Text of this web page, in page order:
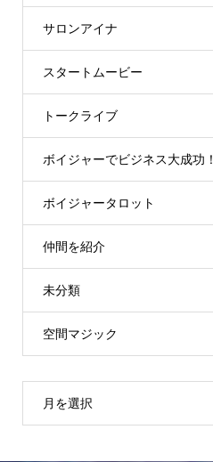
サロンアイナ
スタートムービー
トークライブ
ボイジャーでビジネス大成功！
ボイジャータロット
仲間を紹介
未分類
空間マジック
月を選択